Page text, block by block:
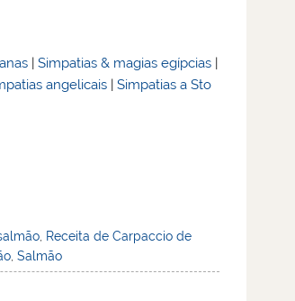
|Simpatias & magias egípcias |
angelicais |Simpatias a Sto
, Receita de Carpaccio de
,Salmão